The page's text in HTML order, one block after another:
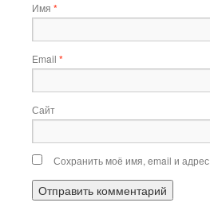
Имя *
Email *
Сайт
Сохранить моё имя, email и